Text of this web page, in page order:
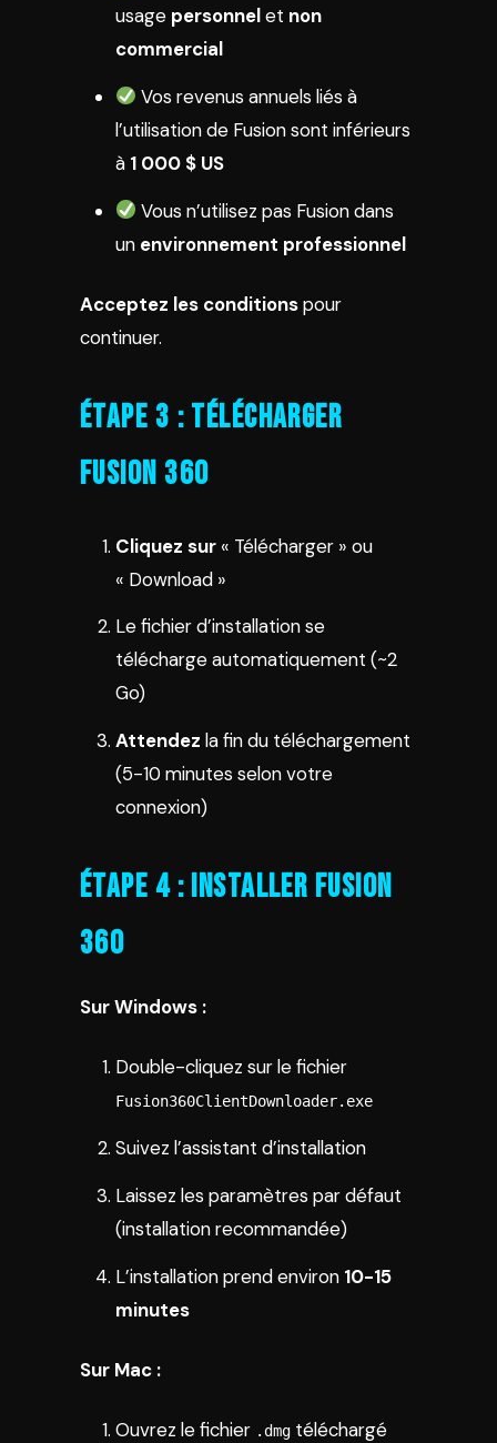
usage personnelet non
commercial
Vos revenus annuels liés à
l’utilisation de Fusion sont inférieurs
à 1 000 $ US
Vous n’utilisez pas Fusion dans
un environnement professionnel
Acceptez les conditionspour
continuer.
Étape 3 : Télécharger
Fusion 360
Cliquez sur « Télécharger » ou
« Download »
Le fichier d’installation se
télécharge automatiquement (~2
Go)
Attendez la fin du téléchargement
(5-10 minutes selon votre
connexion)
Étape 4 : Installer Fusion
360
Sur Windows :
Double-cliquez sur le fichier
Fusion360ClientDownloader.exe
Suivez l’assistant d’installation
Laissez les paramètres par défaut
(installation recommandée)
L’installation prend environ 10-15
minutes
Sur Mac :
Ouvrez le fichier .dmg téléchargé